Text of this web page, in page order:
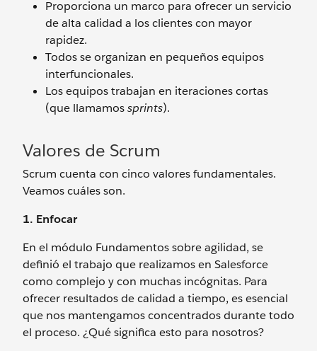
Proporciona un marco para ofrecer un servicio
de alta calidad a los clientes con mayor
rapidez.
Todos se organizan en pequeños equipos
interfuncionales.
Los equipos trabajan en iteraciones cortas
(que llamamossprints).
Valores de Scrum
Scrum cuenta con cinco valores fundamentales.
Veamos cuáles son.
1. Enfocar
En el módulo Fundamentos sobre agilidad, se
definió el trabajo que realizamos en Salesforce
como complejo y con muchas incógnitas. Para
ofrecer resultados de calidad a tiempo, es esencial
que nos mantengamos concentrados durante todo
el proceso. ¿Qué significa esto para nosotros?